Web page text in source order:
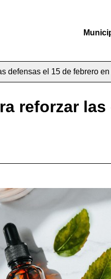
defensas el 15 de febrero
reforzar